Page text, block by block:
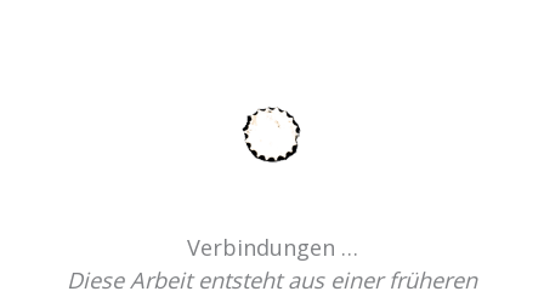
Verbindungen …
Diese Arbeit entsteht aus einer früheren